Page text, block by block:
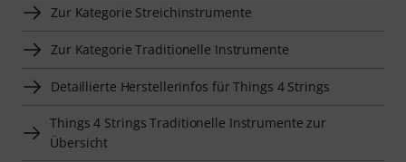
Zur Kategorie Streichinstrumente
Zur Kategorie Traditionelle Instrumente
Detaillierte Herstellerinfos für Things 4 Strings
Things 4 Strings Traditionelle Instrumente zur
Übersicht